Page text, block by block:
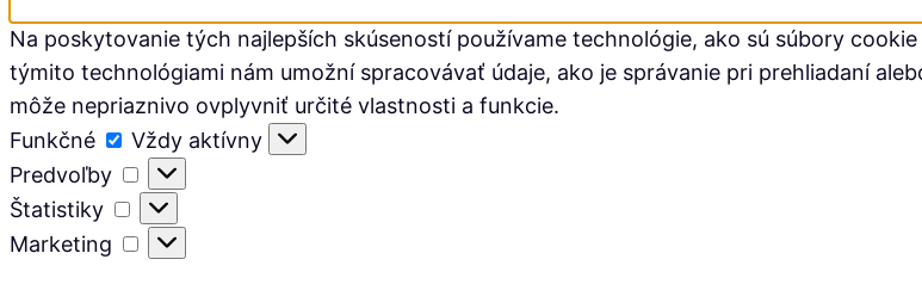
Na poskytovanie tých najlepších skúseností používame technológie, ako sú súbory
týmito technológiami nám umožní spracovávať údaje, ako je správanie pri prehliadaní
môže nepriaznivo ovplyvniť určité vlastnosti a funkcie.
Funkčné
Funkčné
Vždy aktívny
Predvoľby
Predvoľby
Štatistiky
Štatistiky
Marketing
Marketing